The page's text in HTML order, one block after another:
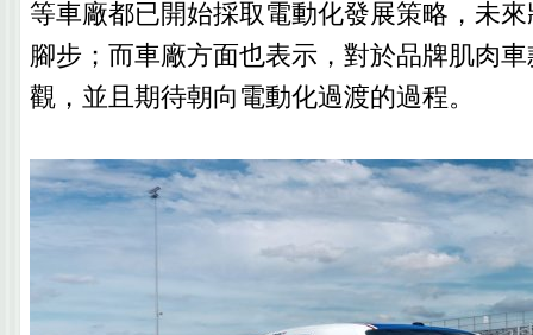
等車廠都已開始採取電動化發展策略，未
腳步；而車廠方面也表示，對於品牌肌肉
觀，並且期待朝向電動化過渡的過程。